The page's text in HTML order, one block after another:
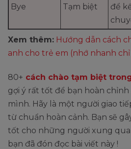
Bye Tạm biệt
để
Xem thêm: Hướng dẫn cách
anh cho trẻ em (nhớ nhanh
80+ cách chào tạm biệt
gợi ý rất tốt để bạn hoàn chỉnh
mình. Hãy là một người giao
từ chuẩn hoàn cảnh. Bạn sẽ
tốt cho những người xung
bạn đã đón đọc bài viết này !